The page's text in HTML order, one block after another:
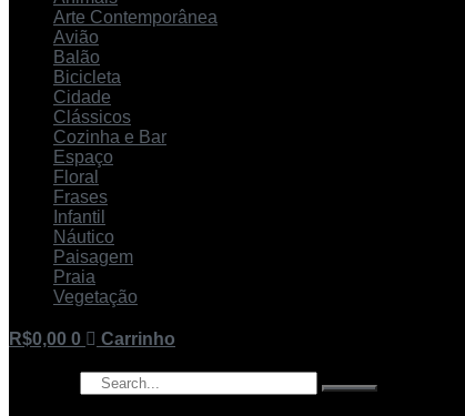
Arte Contemporânea
Avião
Balão
Bicicleta
Cidade
Clássicos
Cozinha e Bar
Espaço
Floral
Frases
Infantil
Náutico
Paisagem
Praia
Vegetação
R$0,00 0 Carrinho